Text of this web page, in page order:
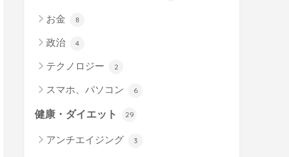
お金 8
政治 4
テクノロジー 2
スマホ、パソコン 6
健康・ダイエット 29
アンチエイジング 3